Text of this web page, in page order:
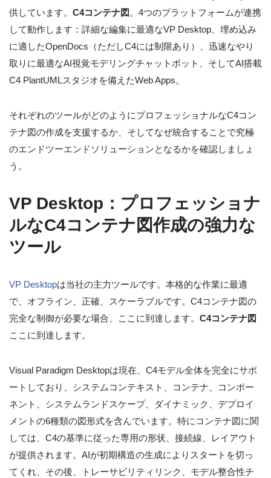
供しています。 C4コンテナ図 。4つのプラットフォームが連携
して動作します：詳細な編集に最適なVP Desktop、埋め込み
に適したOpenDocs（ただしC4には制限あり）、迅速なやり
取りに最適なAI視覚モデリングチャットボット、そしてAI搭載
C4 PlantUMLスタジオを備えたWeb Apps。
それぞれのツールがどのようにプロフェッショナルなC4コン
テナ図の作成を支援するか、そしてなぜ統合することで究極
のエンドツーエンドソリューションとなるかを確認しましょ
う。
VP Desktop：プロフェッショナ
ルなC4コンテナ図作成の強力な
ツール
VP Desktopは当社の主力ツールです。本格的な作業に最適
で、オフライン、正確、スケーラブルです。C4コンテナ図の
完全な制御が必要な場合、ここに到達します。 C4コンテナ図
ここに到達します。
Visual Paradigm Desktopは現在、C4モデル全体を完全にサポ
ートしており、システムコンテキスト、コンテナ、コンポー
ネント、システムランドスケープ、ダイナミック、デプロイ
メントの6種類の図形式を含んでいます。特にコンテナ図に関
しては、C4の基準に従った専用の形状、接続線、レイアウト
が提供されます。AIが初期構造の生成によりスタートを切っ
てくれ、その後、トレーサビリティリンク、モデル整合性チ